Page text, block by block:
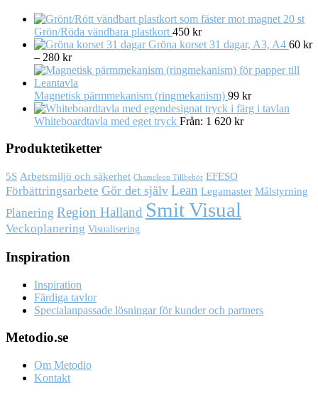
20 st
Grön/Röda vändbara plastkort 450 kr
Gröna korset 31 dagar, A3, A4 60 kr
– 280 kr
Magnetisk pärmmekanism (ringmekanism) 99 kr
Whiteboardtavla med eget tryck Från: 1 620 kr
Produktetiketter
5S Arbetsmiljö och säkerhet Chameleon Tillbehör EFESO
Förbättringsarbete Gör det själv Lean Legamaster Målstyrning
Planering Region Halland Smit Visual
Veckoplanering Visualisering
Inspiration
Inspiration
Färdiga tavlor
Specialanpassade lösningar för kunder och partners
Metodio.se
Om Metodio
Kontakt